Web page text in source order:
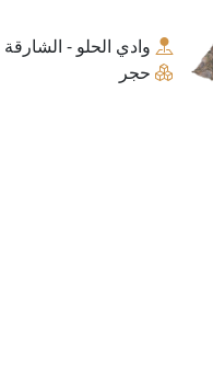
وادي الحلو - الشارقة
حجر